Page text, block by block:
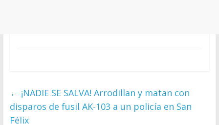
← ¡NADIE SE SALVA! Arrodillan y matan con
disparos de fusil AK-103 a un policía en San
Félix